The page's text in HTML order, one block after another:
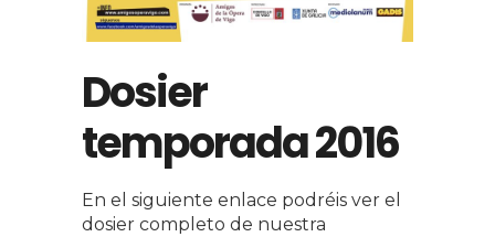
Dosier
temporada 2016
En el siguiente enlace podréis ver el
dosier completo de nuestra